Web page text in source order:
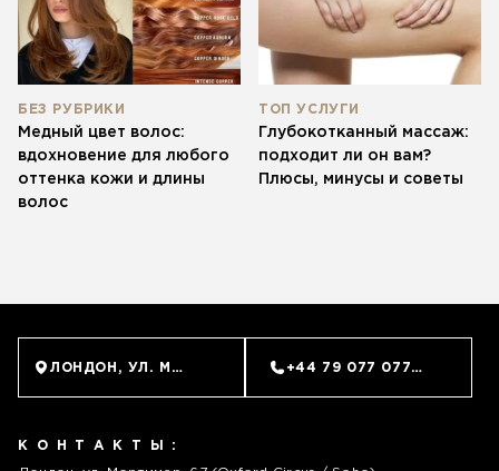
БЕЗ РУБРИКИ
Медный цвет волос:
вдохновение для любого
оттенка кожи и длины
волос
ТОП УСЛУГИ
Глубокотканный массаж:
подходит ли он вам?
Плюсы, минусы и советы
ЛОНДОН, УЛ. МОРТИМЕР, 67 (OXFORD CIRCUS / SOHO)
+44 79 077 077 67
КОНТАКТЫ: